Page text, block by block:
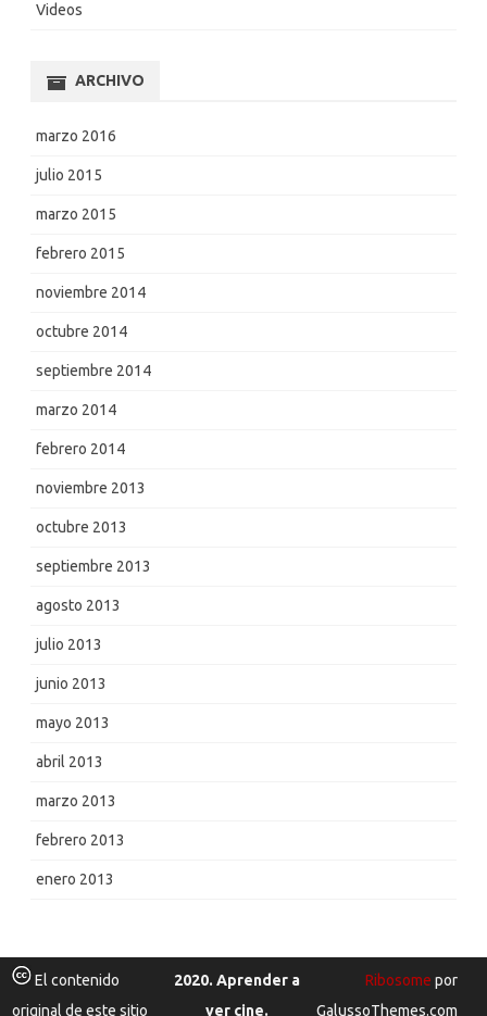
Videos
ARCHIVO
marzo 2016
julio 2015
marzo 2015
febrero 2015
noviembre 2014
octubre 2014
septiembre 2014
marzo 2014
febrero 2014
noviembre 2013
octubre 2013
septiembre 2013
agosto 2013
julio 2013
junio 2013
mayo 2013
abril 2013
marzo 2013
febrero 2013
enero 2013
El contenido
original de este sitio
2020. Aprender a
ver cine.
Ribosome por
GalussoThemes.com